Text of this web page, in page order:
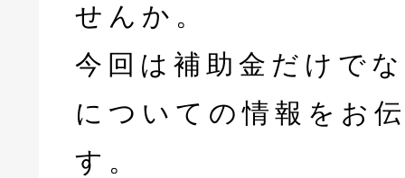
せんか。
今回は補助金だけで
についての情報をお
す。